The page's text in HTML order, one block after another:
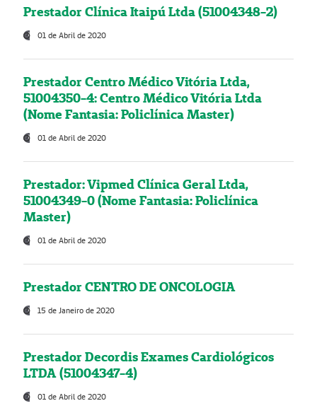
Prestador Clínica Itaipú Ltda (51004348-2)
01 de Abril de 2020
Prestador Centro Médico Vitória Ltda,
51004350-4: Centro Médico Vitória Ltda
(Nome Fantasia: Policlínica Master)
01 de Abril de 2020
Prestador: Vipmed Clínica Geral Ltda,
51004349-0 (Nome Fantasia: Policlínica
Master)
01 de Abril de 2020
Prestador CENTRO DE ONCOLOGIA
15 de Janeiro de 2020
Prestador Decordis Exames Cardiológicos
LTDA (51004347-4)
01 de Abril de 2020